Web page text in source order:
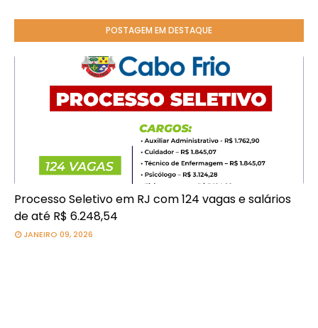
POSTAGEM EM DESTAQUE
Processo Seletivo em RJ com 124 vagas e salários
de até R$ 6.248,54
JANEIRO 09, 2026